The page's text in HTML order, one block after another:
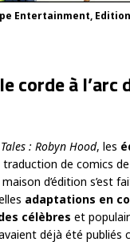
Entertainment,
corde à l’arc
: Robyn Hood, les
de comics de
d’édition s’est
adaptations en
célèbres et
déjà été publiés